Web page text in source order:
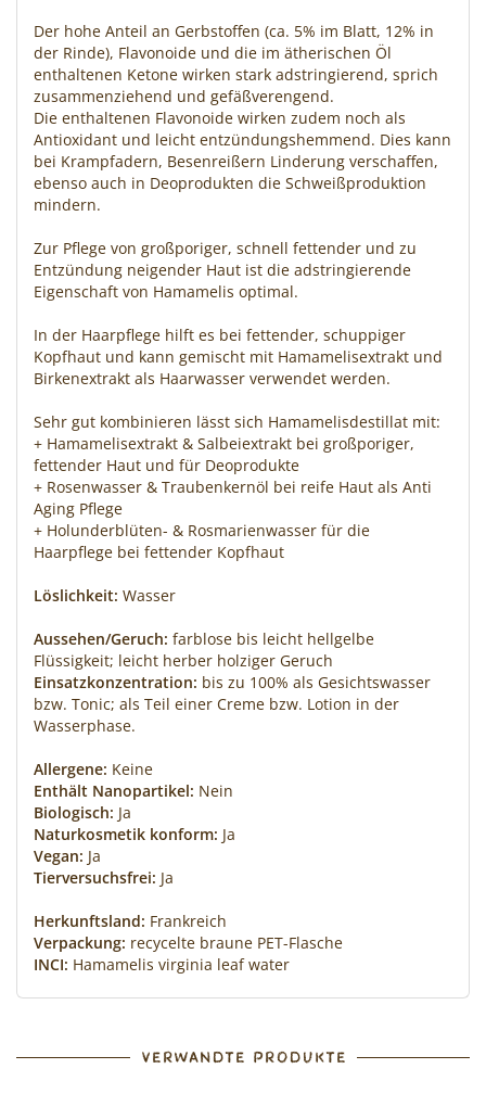
Der hohe Anteil an Gerbstoffen (ca. 5% im Blatt, 12% in
der Rinde), Flavonoide und die im ätherischen Öl
enthaltenen Ketone wirken stark adstringierend, sprich
zusammenziehend und gefäßverengend.
Die enthaltenen Flavonoide wirken zudem noch als
Antioxidant und leicht entzündungshemmend. Dies kann
bei Krampfadern, Besenreißern Linderung verschaffen,
ebenso auch in Deoprodukten die Schweißproduktion
mindern.
Zur Pflege von großporiger, schnell fettender und zu
Entzündung neigender Haut ist die adstringierende
Eigenschaft von Hamamelis optimal.
In der Haarpflege hilft es bei fettender, schuppiger
Kopfhaut und kann gemischt mit Hamamelisextrakt und
Birkenextrakt als Haarwasser verwendet werden.
Sehr gut kombinieren lässt sich Hamamelisdestillat mit:
+ Hamamelisextrakt & Salbeiextrakt bei großporiger,
fettender Haut und für Deoprodukte
+ Rosenwasser & Traubenkernöl bei reife Haut als Anti
Aging Pflege
+ Holunderblüten- & Rosmarienwasser für die
Haarpflege bei fettender Kopfhaut
Löslichkeit: Wasser
Aussehen/Geruch: farblose bis leicht hellgelbe
Flüssigkeit; leicht herber holziger Geruch
Einsatzkonzentration: bis zu 100% als Gesichtswasser
bzw. Tonic; als Teil einer Creme bzw. Lotion in der
Wasserphase.
Allergene: Keine
Enthält Nanopartikel: Nein
Biologisch: Ja
Naturkosmetik konform: Ja
Vegan: Ja
Tierversuchsfrei: Ja
Herkunftsland: Frankreich
Verpackung: recycelte braune PET-Flasche
INCI: Hamamelis virginia leaf water
VERWANDTE PRODUKTE